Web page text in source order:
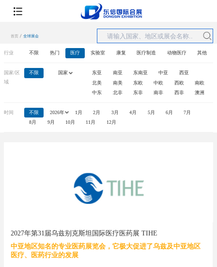
首页 全球展会
行业 不限 热门 医疗 实验室 康复 医疗制造 动物医疗 其他
国家/区
域
不限 国家 东亚 南亚 东南亚 中亚
西亚
北美
南美 东欧 中欧 西欧
南欧
中东
北非 东非 南非 西非 澳洲
时间 不限 2026年 1月 2月 3月 4月 5月 6月
7月
8月
9月 10月 11月 12月
2027年第31届乌兹别克斯坦国际医疗医药展 TIHE
中亚地区知名的专业医药展览会，它极大促进了乌兹及中亚地区
医疗、医药行业的发展